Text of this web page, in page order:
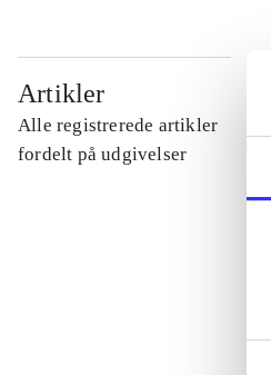
Artikler
Alle registrerede artikler
fordelt på udgivelser